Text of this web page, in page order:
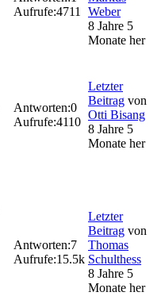
Aufrufe:4711 Weber
8 Jahre 5
Monate her
Antworten:0
Aufrufe:4110
Letzter
Beitrag von
Otti Bisang
8 Jahre 5
Monate her
Antworten:7
Aufrufe:15.5k
Letzter
Beitrag von
Thomas
Schulthess
8 Jahre 5
Monate her